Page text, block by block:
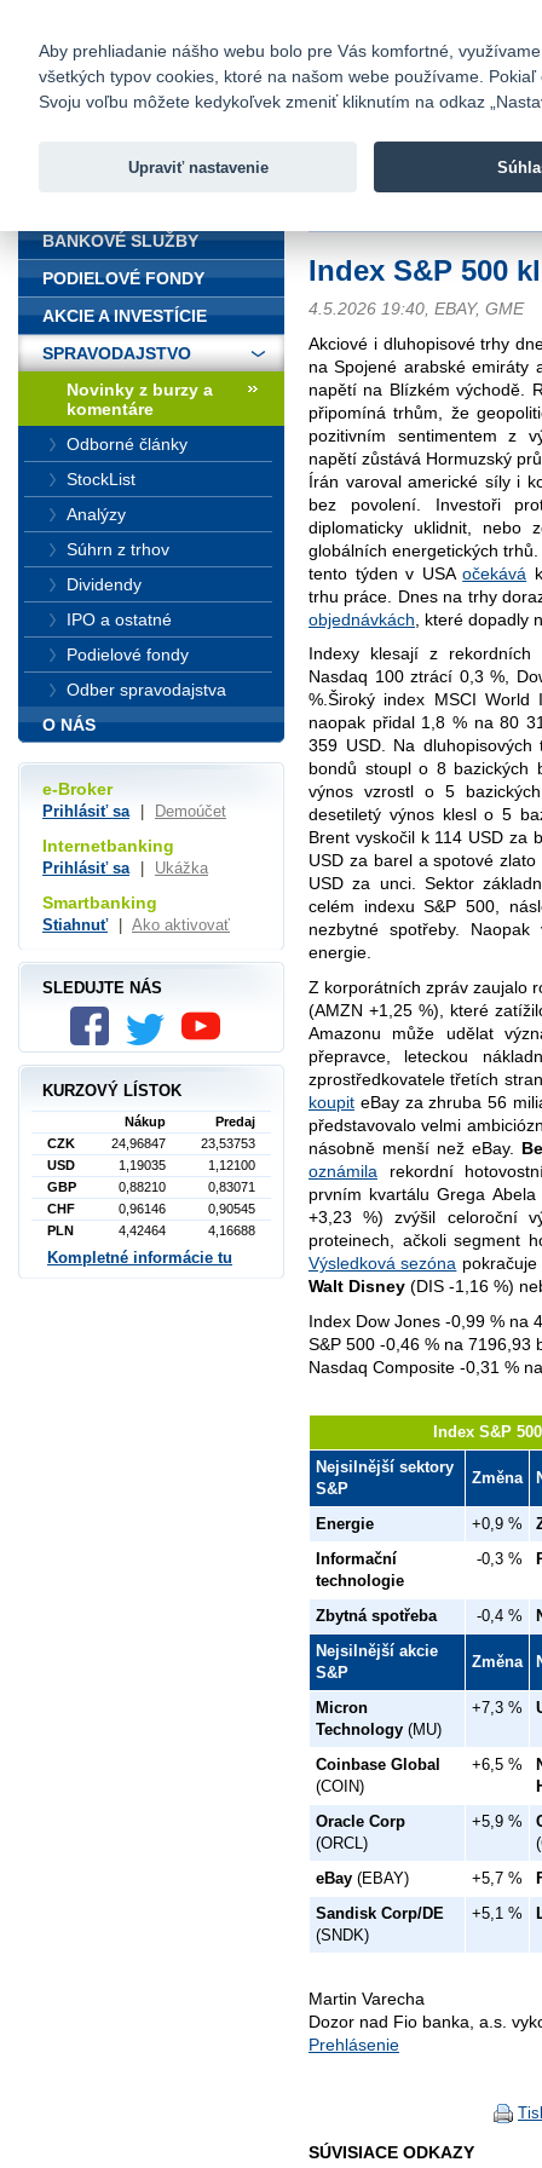
Fio banka
Fio banka
Index S&P 500
4.5.2026 19:40, EBAY, GME
Akciové i dluhopisové trhy
na Spojené arabské emiráty
napětí na Blízkém východě.
připomíná trhům, že
pozitivním sentimentem z
napětí zůstává Hormuzský
Írán varoval americké síly i
bez povolení. Investoři
diplomaticky uklidnit, nebo
globálních energetických
tento týden v USAočekává
trhu práce. Dnes na trhy
objednávkách , které dopadly
Indexy klesají z
Nasdaq 100 ztrácí 0,3 %,
%.Široký index MSCI
naopak přidal 1,8 % na 80
359 USD. Na dluhopisových
bondů stoupl o 8 bazických
výnos vzrostl o 5
desetiletý výnos klesl o 5
Brent vyskočil k 114 USD za
USD za barel a spotové
USD za unci. Sektor
celém indexu S&P 500,
nezbytné spotřeby.
energie.
Z korporátních zpráv zaujalo
(AMZN +1,25 %), které
Amazonu může udělat
přepravce, leteckou
zprostředkovatele třetích
koupit eBay za zhruba 56
představovalo velmi
násobně menší než eBay.
oznámila rekordní
prvním kvartálu Grega
+3,23 %) zvýšil celoroční
proteinech, ačkoli segment
Výsledková sezóna
Walt Disney (DIS -1,16 %)
Index Dow Jones -0,99 % na
S&P 500 -0,46 % na 7196,93
Nasdaq Composite -0,31 %
Index S&P
Nejsilnější sektory
S&P
Změna
Energie +0,9 %
Informační
technologie
-0,3 %
Zbytná spotřeba -0,4 %
Nejsilnější akcie
S&P
Změna
Micron
Technology (MU)
+7,3 %
Coinbase Global
(COIN)
+6,5 %
Oracle Corp
(ORCL)
+5,9 %
eBay (EBAY) +5,7 %
Sandisk Corp/DE
(SNDK)
+5,1 %
Martin Varecha
Dozor nad Fio banka, a.s.
Prehlásenie
SÚVISIACE ODKAZY
BANKOVÉ SLUŽBY
PODIELOVÉ FONDY
AKCIE A INVESTÍCIE
SPRAVODAJSTVO
Novinky z burzy a
komentáre
Odborné články
StockList
Analýzy
Súhrn z trhov
Dividendy
IPO a ostatné
Podielové fondy
Odber spravodajstva
O NÁS
e-Broker
Prihlásiť sa Demoúčet
Internetbanking
Prihlásiť sa Ukážka
Smartbanking
Stiahnuť Ako aktivovať
SLEDUJTE NÁS
KURZOVÝ LÍSTOK
Nákup
Predaj
CZK
24,96847
23,53753
USD
1,19035
1,12100
GBP
0,88210
0,83071
CHF
0,96146
0,90545
PLN
4,42464 4,16688
Kompletné informácie tu
Aby prehliadanie nášho webu bolo pre Vás komfortné,
všetkých typov cookies, ktoré na našom webe používame.
Svoju voľbu môžete kedykoľvek zmeniť kliknutím na odkaz
Upraviť nastavenie